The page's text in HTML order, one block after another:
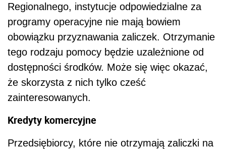
Regionalnego, instytucje odpowiedzialne za
programy operacyjne nie mają bowiem
obowiązku przyznawania zaliczek. Otrzymanie
tego rodzaju pomocy będzie uzależnione od
dostępności środków. Może się więc okazać,
że skorzysta z nich tylko cześć
zainteresowanych.
Kredyty komercyjne
Przedsiębiorcy, które nie otrzymają zaliczki na